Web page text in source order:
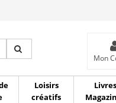
Mon
Loisirs
créatifs
Livres